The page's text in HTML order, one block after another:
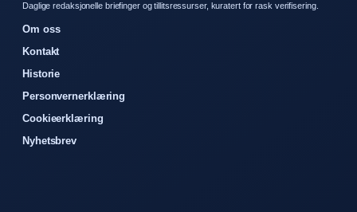
Daglige redaksjonelle briefinger og tillitsressurser, kuratert for rask verifisering.
Om oss
Kontakt
Historie
Personvernerklæring
Cookieerklæring
Nyhetsbrev